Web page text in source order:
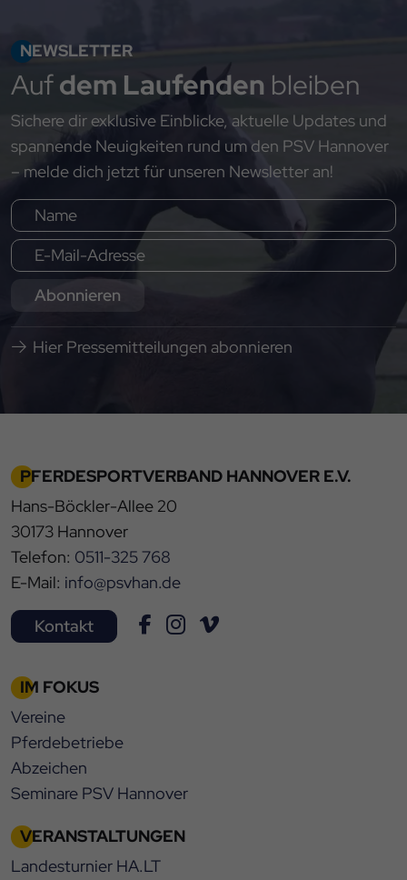
NEWSLETTER
Aufdem Laufenden bleiben
Sichere dir exklusive Einblicke, aktuelle Updates und
spannende Neuigkeiten rund um den PSV Hannover
– melde dich jetzt für unseren Newsletter an!
Abonnieren
Hier Pressemitteilungen abonnieren
PFERDESPORTVERBAND HANNOVER E.V.
Hans-Böckler-Allee 20
30173 Hannover
Telefon: 0511-325 768
E-Mail: info@psvhan.de
Kontakt
IM FOKUS
Vereine
Pferdebetriebe
Abzeichen
Seminare PSV Hannover
VERANSTALTUNGEN
Landesturnier HA.LT